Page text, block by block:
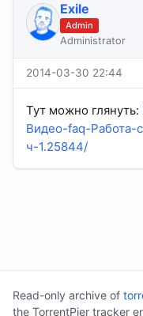
Exile
Admin
Administrator
2014-03-30 22:44
Тут можно глянуть:
Видео-faq-Работа-
ч-1.25844/
Read-only archive of
the TorrentPier tracker